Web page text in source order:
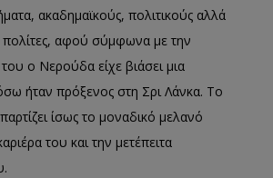
ακαδημαϊκούς, πολιτικούς αλλά
πολίτες, αφού σύμφωνα με την
ο Νερούδα είχε βιάσει μια
ήταν πρόξενος στη Σρι Λάνκα. Το
ίσως το μοναδικό μελανό
του και την μετέπειτα